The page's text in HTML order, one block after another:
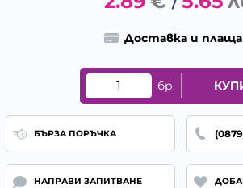
/
Доставка и
бр.
БЪРЗА ПОРЪЧКА
НАПРАВИ ЗАПИТВАНЕ